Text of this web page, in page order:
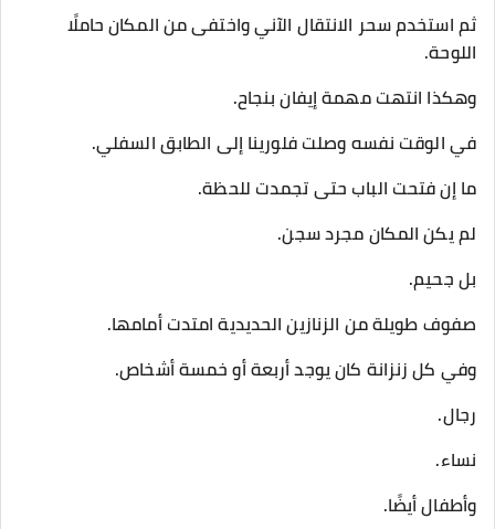
ثم استخدم سحر الانتقال الآني واختفى من المكان حاملًا
اللوحة.
وهكذا انتهت مهمة إيفان بنجاح.
في الوقت نفسه وصلت فلورينا إلى الطابق السفلي.
ما إن فتحت الباب حتى تجمدت للحظة.
لم يكن المكان مجرد سجن.
بل جحيم.
صفوف طويلة من الزنازين الحديدية امتدت أمامها.
وفي كل زنزانة كان يوجد أربعة أو خمسة أشخاص.
رجال.
نساء.
وأطفال أيضًا.